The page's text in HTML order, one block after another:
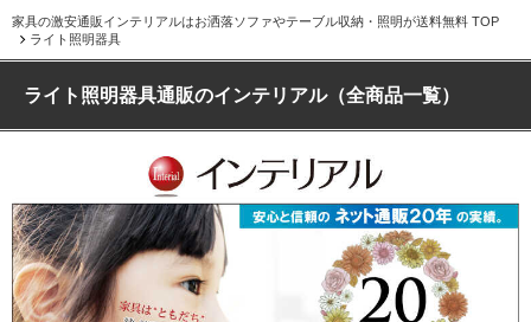
家具の激安通販インテリアルはお洒落ソファやテーブル収納・照明が送料無料 TOP
ライト照明器具
ライト照明器具通販のインテリアル（全商品一覧）